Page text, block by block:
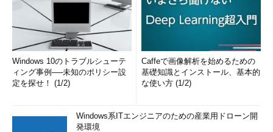
Windows 10のトラブルシューテ
ィング事例──未知のポリシー設
定を探せ！ (1/2)
Caffeで画像解析を始めるための
基礎知識とインストール、基本的
な使い方 (1/2)
Windows系ITエンジニアのための産業用ドローン開
発環境